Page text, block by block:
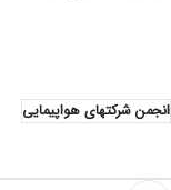
انجمن شرکتهای هواپیمایی